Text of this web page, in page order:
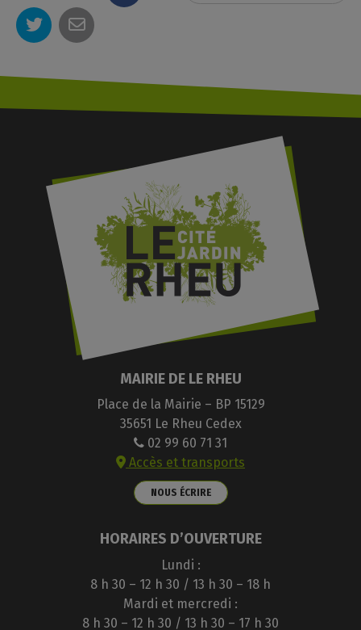
MAIRIE DE LE RHEU
Place de la Mairie – BP 15129
35651 Le Rheu Cedex
02 99 60 71 31
Accès et transports
NOUS ÉCRIRE
HORAIRES D’OUVERTURE
Lundi :
8 h 30 – 12 h 30 / 13 h 30 – 18 h
Mardi et mercredi :
8 h 30 – 12 h 30 / 13 h 30 – 17 h 30